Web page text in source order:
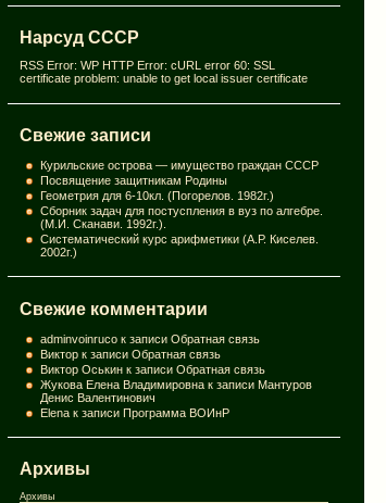
Нарсуд СССР
RSS Error: WP HTTP Error: cURL error 60: SSL
certificate problem: unable to get local issuer certificate
Свежие записи
Курильские острова — имущество граждан СССР
Посвящение защитникам Родины
Геометрия для 6-10кл. (Погорелов. 1982г.)
Сборник задач для постуспления в вуз по алгебре.
(М.И. Сканави. 1992г.).
Систематический курс арифметики (А.Р. Киселев.
2002г.)
Свежие комментарии
adminvoinruco к записиОбратная связь
Виктор к записиОбратная связь
Виктор Оськин к записиОбратная связь
Жукова Елена Владимировна к записиМантуров
Денис Валентинович
Elena к записиПрограмма ВОИнР
Архивы
Архивы